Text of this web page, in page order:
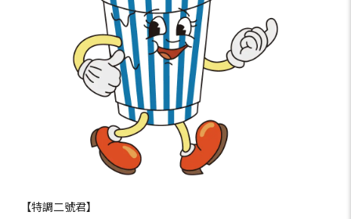
【特調二號君】